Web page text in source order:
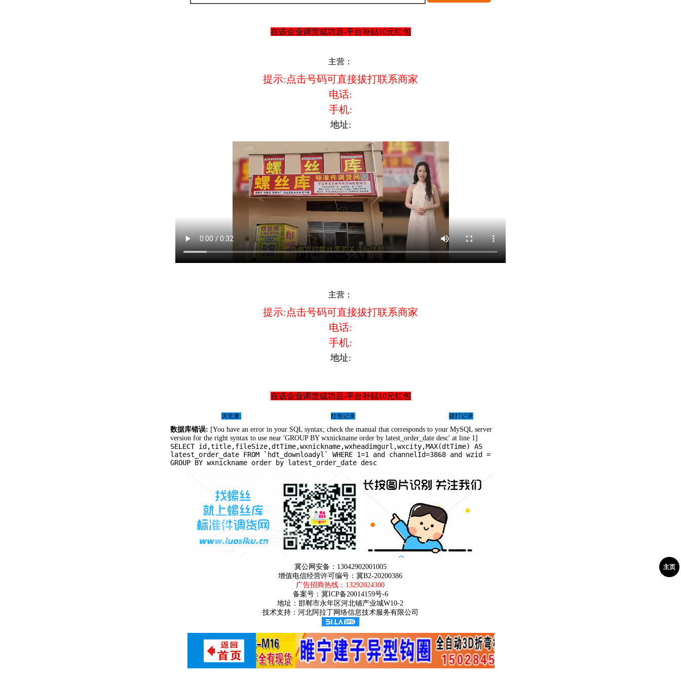
在该企业调货成功后-平台补贴10元红包
主营：
提示:点击号码可直接拔打联系商家
电话:
手机:
地址:
主营：
提示:点击号码可直接拔打联系商家
电话:
手机:
地址:
在该企业调货成功后-平台补贴10元红包
浏览量: 红包记录 拔打记录
数据库错误: [You have an error in your SQL syntax; check the manual that corresponds to your MySQL server
version for the right syntax to use near 'GROUP BY wxnickname order by latest_order_date desc' at line 1]
SELECT id,title,fileSize,dtTime,wxnickname,wxheadimgurl,wxcity,MAX(dtTime) AS
latest_order_date FROM `hdt_downloadyl` WHERE 1=1 and channelId=3868 and wzid =
GROUP BY wxnickname order by latest_order_date desc
冀公网安备：13042902001005
增值电信经营许可编号：冀B2-20200386
广告招商热线： 13292024300
备案号： 冀ICP备20014159号-6
地址：邯郸市永年区河北铺产业城W10-2
技术支持：河北阿拉丁网络信息技术服务有限公司
主页